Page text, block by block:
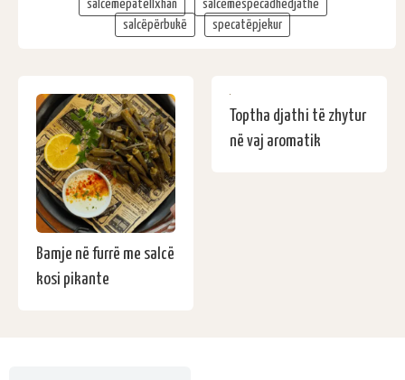
salcëmepatëllxhan
salcëmespecadhedjathë
salcëpërbukë
specatëpjekur
Bamje në furrë me salcë
kosi pikante
Toptha djathi të zhytur
në vaj aromatik